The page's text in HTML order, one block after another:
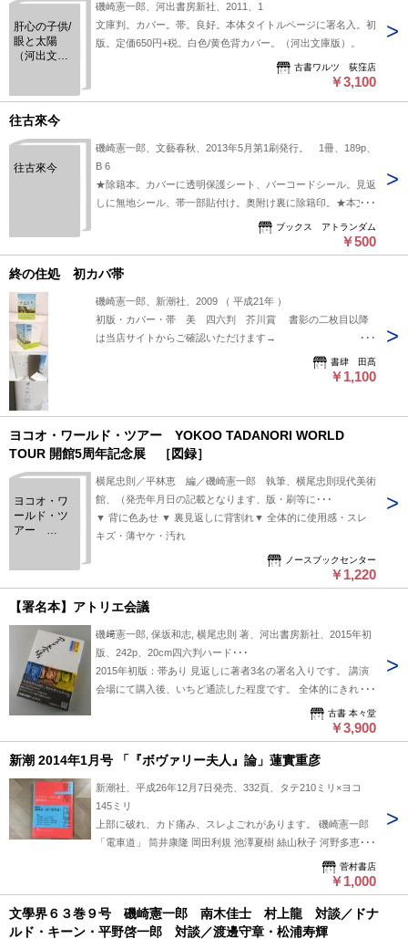
肝心の子供/
眼と太陽
（河出文
磯崎憲一郎、河出書房新社、2011、1
文庫判。カバー。帯。良好。本体タイトルページに署名入。初
版。定価650円+税。白色/黄色背カバー。（河出文庫版）。
古書ワルツ 荻窪店
￥3,100
往古來今
往古來今
磯崎憲一郎、文藝春秋、2013年5月第1刷発行。 1冊、189p、
B 6
★除籍本。カバーに透明保護シート、バーコードシール。見返
しに無地シール、帯一部貼付け。奥附け裏に除籍印。★本文は
綺麗です。状態は概ね良好です。厚2,1
ブックス アトランダム
￥500
終の住処 初カバ帯
磯崎憲一郎、新潮社、2009 （ 平成21年 ）
初版・カバー・帯 美 四六判 芥川賞 書影の二枚目以降
は当店サイトからご確認いただけます→
書肆 田髙
￥1,100
ヨコオ・ワールド・ツアー YOKOO TADANORI WORLD
TOUR 開館5周年記念展 ［図録］
ヨコオ・ワ
ールド・ツ
アー
WORLD
TOUR 開館5
周年記念
横尾忠則／平林恵 編／磯崎憲一郎 執筆、横尾忠則現代美術
館、（発売年月日の記載となります、版・刷等に･･･
▼ 背に色あせ ▼ 裏見返しに背割れ▼ 全体的に使用感・スレ
キズ・薄ヤケ・汚れ
ノースブックセンター
￥1,220
【署名本】アトリエ会議
磯﨑憲一郎, 保坂和志, 横尾忠則 著、河出書房新社、2015年初
版、242p、20cm四六判ハード･･･
2015年初版：帯あり 見返しに著者3名の署名入りです。 講演
会場にて購入後、いちど通読した程度です。 全体的にきれい
な良品です。 （添付写真をご覧下さい） 発送方法：③レター
パックライト 下記の送料表、または価格表記の隣にある送料
欄をご参照ください。 在庫検索用ワード：本々堂初版本限定
本
古書 本々堂
￥3,900
新潮 2014年1月号 「『ボヴァリー夫人』論」蓮實重彦
新潮社、平成26年12月7日発売、332頁、タテ210ミリ×ヨコ
145ミリ
上部に破れ、カド痛み、スレよごれがあります。 磯崎憲一郎
「電車道」 筒井康隆 岡田利規 池澤夏樹 絲山秋子 河野多恵子
津島佑子 西村賢太 藤野可織 堀江敏幸 本谷有希子 角田光代 よ
菅村書店
￥1,000
文學界６３巻９号 磯崎憲一郎 南木佳士 村上龍 対談／ドナ
ルド・キーン・平野啓一郎 対談／渡邊守章・松浦寿輝